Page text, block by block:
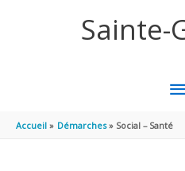
Sainte-
Accueil Démarches Social – Santé